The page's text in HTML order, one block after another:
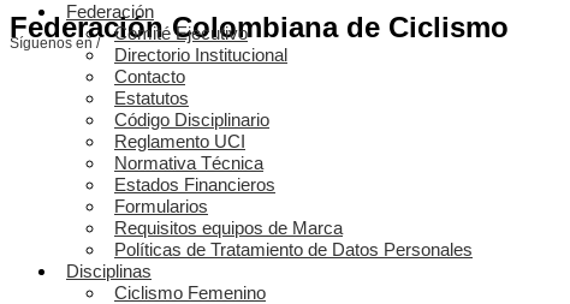
Federación Colombiana de Ciclismo
Síguenos en /
Federación
Comité Ejecutivo
Directorio Institucional
Contacto
Estatutos
Código Disciplinario
Reglamento UCI
Normativa Técnica
Estados Financieros
Formularios
Requisitos equipos de Marca
Políticas de Tratamiento de Datos Personales
Disciplinas
Ciclismo Femenino